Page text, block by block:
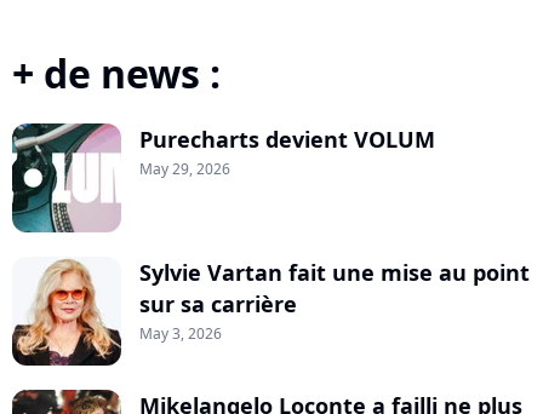
+ de news :
Purecharts devient VOLUM
May 29, 2026
Sylvie Vartan fait une mise au point
sur sa carrière
May 3, 2026
Mikelangelo Loconte a failli ne plus